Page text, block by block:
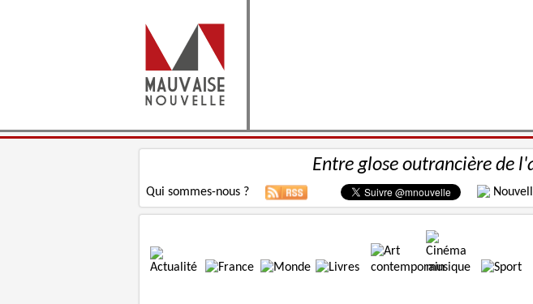
Entre glose outrancière de
Qui sommes-nous ?